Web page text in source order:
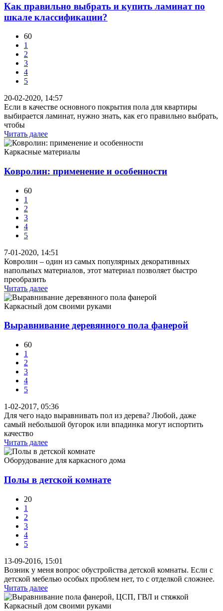
Как правильно выбрать и купить ламинат по
шкале классификации?
60
1
2
3
4
5
20-02-2020, 14:57
Если в качестве основного покрытия пола для квартиры
выбирается ламинат, нужно знать, как его правильно выбрать,
чтобы
Читать далее
Каркасные материалы
Ковролин: применение и особенности
60
1
2
3
4
5
7-01-2020, 14:51
Ковролин – один из самых популярных декоративных
напольных материалов, этот материал позволяет быстро
преобразить
Читать далее
Каркасный дом своими руками
Выравнивание деревянного пола фанерой
60
1
2
3
4
5
1-02-2017, 05:36
Для чего надо выравнивать пол из дерева? Любой, даже
самый небольшой бугорок или впадинка могут испортить
качество
Читать далее
Оборудование для каркасного дома
Полы в детской комнате
20
1
2
3
4
5
13-09-2016, 15:01
Возник у меня вопрос обустройства детской комнаты. Если с
детской мебелью особых проблем нет, то с отделкой сложнее.
Читать далее
Каркасный дом своими руками